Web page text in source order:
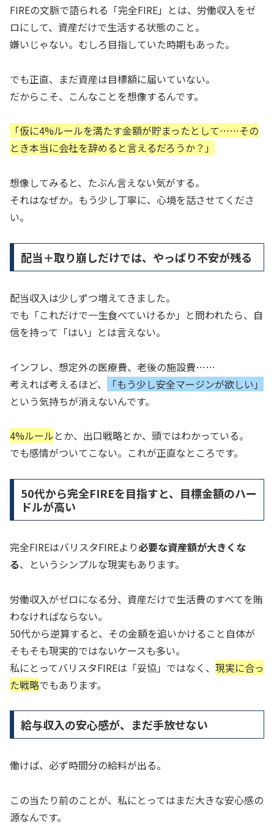
FIREの文脈で語られる「完全FIRE」とは、労働収入をゼ
ロにして、資産だけで生活する状態のこと。
嫌いじゃない。むしろ目指していた時期もあった。
でも正直、まだ資産は目標額に届いていない。
だからこそ、こんなことを想像するんです。
「仮に4%ルールを満たす金額が貯まったとして……その
とき本当に会社を辞めると言えるだろうか？」
想像してみると、たぶん言えない気がする。
それはなぜか。もう少し丁寧に、心境を話させてくださ
い。
配当＋取り崩しだけでは、やっぱり不安が残る
配当収入は少しずつ増えてきました。
でも「これだけで一生食べていけるか」と問われたら、自
信を持って「はい」とは言えない。
インフレ、想定外の医療費、老後の施設費……
考えれば考えるほど、
「もう少し安全マージンが欲しい」
という気持ちが消えないんです。
4%ルールとか、出口戦略とか、頭ではわかっている。
でも感情がついてこない。これが正直なところです。
50代から完全FIREを目指すと、目標金額のハー
ドルが高い
完全FIREはバリスタFIREより必要な資産額が大きくな
る、というシンプルな現実もあります。
労働収入がゼロになる分、資産だけで生活費のすべてを賄
わなければならない。
50代から逆算すると、その金額を追いかけること自体が
そもそも現実的ではないケースも多い。
私にとってバリスタFIREは「妥協」ではなく、 現実に合っ
た戦略でもあります。
給与収入の安心感が、まだ手放せない
働けば、必ず時間分の給料が出る。
この当たり前のことが、私にとってはまだ大きな安心感の
源なんです。